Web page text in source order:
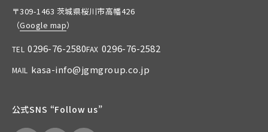
〒309-1463 茨城県桜川市高幡426
（Google map）
TEL 0296-76-2580FAX 0296-76-2582
MAIL kasa-info@jgmgroup.co.jp
公式SNS “Follow us”